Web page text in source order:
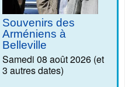
Souvenirs des
Arméniens à
Belleville
Samedi 08 août 2026 (et
3 autres dates)